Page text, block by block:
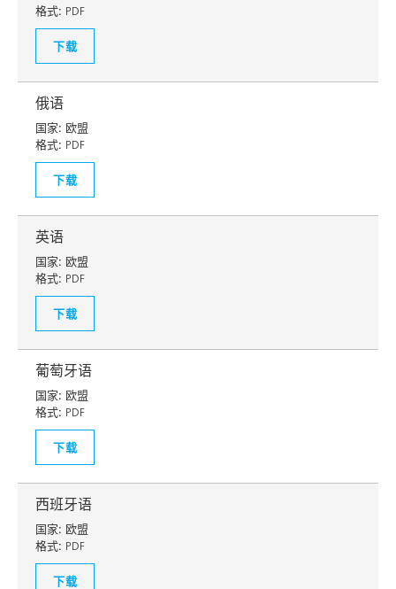
格式: PDF
下载
俄语
国家: 欧盟
格式: PDF
下载
英语
国家: 欧盟
格式: PDF
下载
葡萄牙语
国家: 欧盟
格式: PDF
下载
西班牙语
国家: 欧盟
格式: PDF
下载